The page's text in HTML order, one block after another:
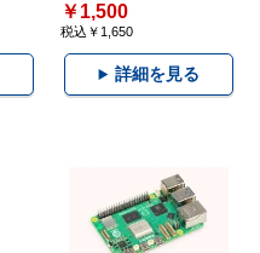
￥1,500
税込￥1,650
詳細を見る